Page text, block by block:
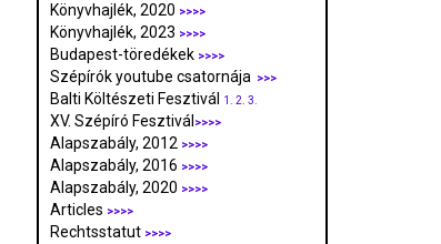
Könyvhajlék, 2020 >>>>
Könyvhajlék, 2023 >>>>
Budapest-töredékek >>>>
Szépírók youtube csatornája >>>
Balti Költészeti Fesztivál 1. 2. 3.
XV. Szépíró Fesztivál >>>>
Alapszabály, 2012 >>>>
Alapszabály, 2016 >>>>
Alapszabály, 2020 >>>>
Articles >>>>
Rechtsstatut >>>>